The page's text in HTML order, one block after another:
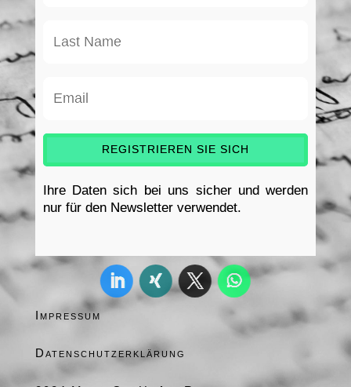
REGISTRIEREN SIE SICH
Ihre Daten sich bei uns sicher und werden
nur für den Newsletter verwendet.
Impressum
Datenschutzerklärung